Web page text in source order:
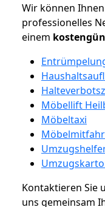
Wir können
professionelles
einem
Möbellift
Möbeltaxi
Kontaktieren Sie
uns gemeinsam